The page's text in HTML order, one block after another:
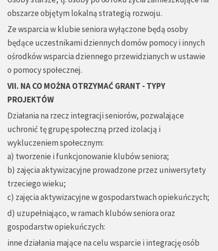
obszarze objętym lokalną strategią rozwoju.
Ze wsparcia w klubie seniora wyłączone będą osoby
będące uczestnikami dziennych domów pomocy i innych
ośrodków wsparcia dziennego przewidzianych w ustawie
o pomocy społecznej.
VII. NA CO MOŻNA OTRZYMAĆ GRANT - TYPY
PROJEKTÓW
Działania na rzecz integracji seniorów, pozwalające
uchronić tę grupę społeczną przed izolacją i
wykluczeniem społecznym:
a) tworzenie i funkcjonowanie klubów seniora;
b) zajęcia aktywizacyjne prowadzone przez uniwersytety
trzeciego wieku;
c) zajęcia aktywizacyjne w gospodarstwach opiekuńczych;
d) uzupełniająco, w ramach klubów seniora oraz
gospodarstw opiekuńczych:
inne działania mające na celu wsparcie i integrację osób